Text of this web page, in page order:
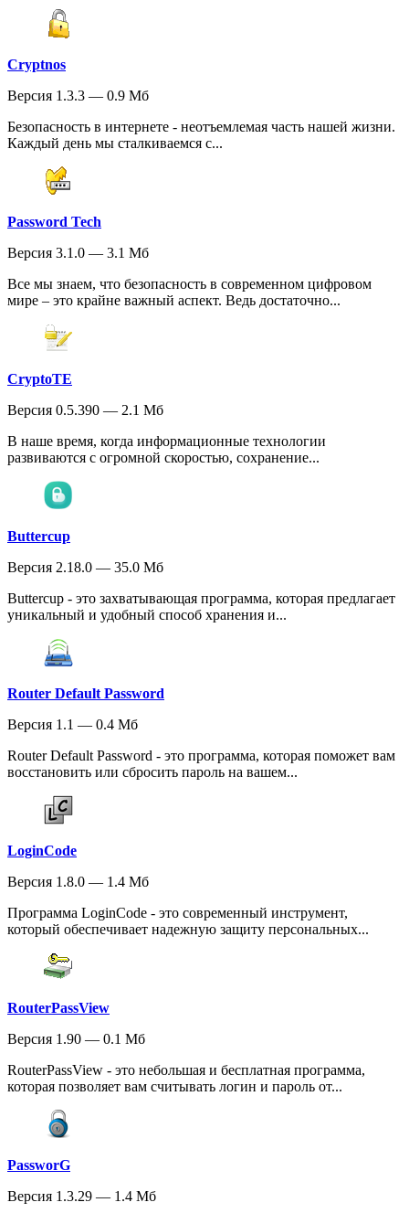
Cryptnos
Версия 1.3.3 — 0.9 Мб
Безопасность в интернете - неотъемлемая часть нашей жизни.
Каждый день мы сталкиваемся с...
Password Tech
Версия 3.1.0 — 3.1 Мб
Все мы знаем, что безопасность в современном цифровом
мире – это крайне важный аспект. Ведь достаточно...
CryptoTE
Версия 0.5.390 — 2.1 Мб
В наше время, когда информационные технологии
развиваются с огромной скоростью, сохранение...
Buttercup
Версия 2.18.0 — 35.0 Мб
Buttercup - это захватывающая программа, которая предлагает
уникальный и удобный способ хранения и...
Router Default Password
Версия 1.1 — 0.4 Мб
Router Default Password - это программа, которая поможет вам
восстановить или сбросить пароль на вашем...
LoginCode
Версия 1.8.0 — 1.4 Мб
Программа LoginCode - это современный инструмент,
который обеспечивает надежную защиту персональных...
RouterPassView
Версия 1.90 — 0.1 Мб
RouterPassView - это небольшая и бесплатная программа,
которая позволяет вам считывать логин и пароль от...
PassworG
Версия 1.3.29 — 1.4 Мб